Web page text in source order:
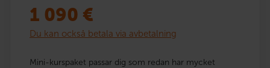
1 090 €
Du kan också betala via avbetalning
Mini-kurspaket passar dig som redan har mycket